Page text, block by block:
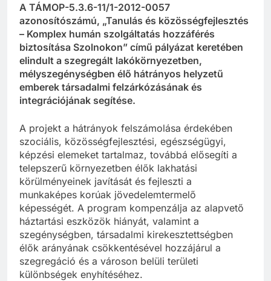
A TÁMOP-5.3.6-11/1-2012-0057
azonosítószámú, „Tanulás és közösségfejlesztés
– Komplex humán szolgáltatás hozzáférés
biztosítása Szolnokon” című pályázat keretében
elindult a szegregált lakókörnyezetben,
mélyszegénységben élő hátrányos helyzetű
emberek társadalmi felzárkózásának és
integrációjának segítése.
A projekt a hátrányok felszámolása érdekében
szociális, közösségfejlesztési, egészségügyi,
képzési elemeket tartalmaz, továbbá elősegíti a
telepszerű környezetben élők lakhatási
körülményeinek javítását és fejleszti a
munkaképes korúak jövedelemtermelő
képességét. A program kompenzálja az alapvető
háztartási eszközök hiányát, valamint a
szegénységben, társadalmi kirekesztettségben
élők arányának csökkentésével hozzájárul a
szegregáció és a városon belüli területi
különbségek enyhítéséhez.